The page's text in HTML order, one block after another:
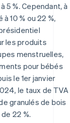
5 %. Cependant, à
10 % ou 22 %,
les produits
menstruelles,
pour bébés
le 1er janvier
le taux de TVA
granulés de bois
22 %.